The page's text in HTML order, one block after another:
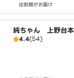
出前館がお届け
純ちゃん 上野台
4.4(54)